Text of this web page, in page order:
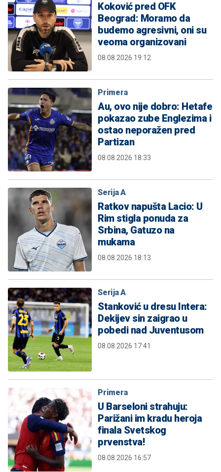
Koković pred OFK
Beograd: Moramo da
budemo agresivni, oni su
veoma organizovani
08.08.2026 19:12
Primera
Au, ovo nije dobro: Hetafe
pokazao zube Englezima i
ostao neporažen pred
Partizan
08.08.2026 18:33
Serija A
Ratkov napušta Lacio: U
Rim stigla ponuda za
Srbina, Gatuzo na
mukama
08.08.2026 18:13
Serija A
Stanković u dresu Intera:
Dekijev sin zaigrao u
pobedi nad Juventusom
08.08.2026 17:41
Primera
U Barseloni strahuju:
Parižani im kradu heroja
finala Svetskog
prvenstva!
08.08.2026 16:57